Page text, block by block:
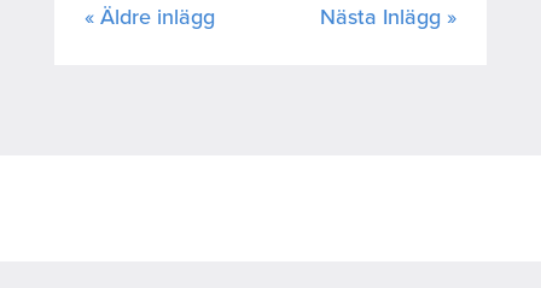
« Äldre inlägg Nästa Inlägg »